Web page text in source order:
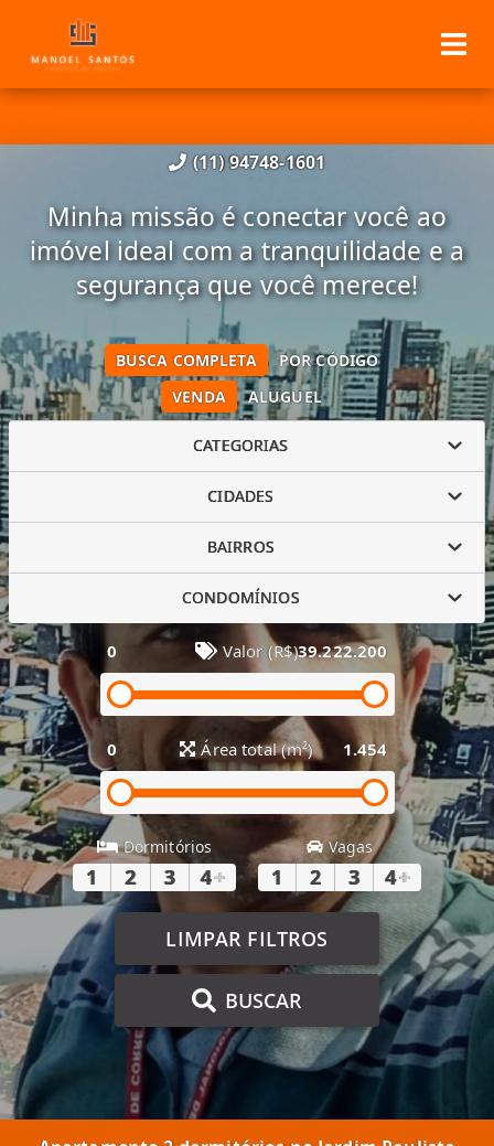
(11) 94748-1601
Minha missão é conectar você ao
imóvel ideal com a tranquilidade e a
segurança que você merece!
VENDA ALUGUEL
BUSCA COMPLETA POR CÓDIGO
CATEGORIAS
CIDADES
BAIRROS
CONDOMÍNIOS
0 Valor (R$)39.222.200
0 Área total (m²) 1.454
Dormitórios
1 2 3 4+
Vagas
1 2 3 4+
LIMPAR FILTROS
BUSCAR